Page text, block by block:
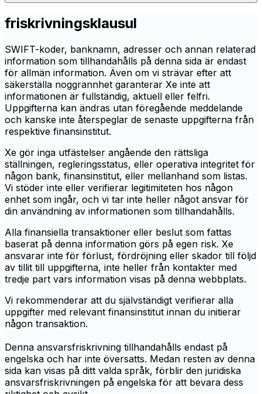
friskrivningsklausul
SWIFT-koder, banknamn, adresser och annan relaterad
information som tillhandahålls på denna sida är endast
för allmän information. Även om vi strävar efter att
säkerställa noggrannhet garanterar Xe inte att
informationen är fullständig, aktuell eller felfri.
Uppgifterna kan ändras utan föregående meddelande
och kanske inte återspeglar de senaste uppgifterna från
respektive finansinstitut.
Xe gör inga utfästelser angående den rättsliga
ställningen, regleringsstatus, eller operativa integritet för
någon bank, finansinstitut, eller mellanhand som listas.
Vi stöder inte eller verifierar legitimiteten hos någon
enhet som ingår, och vi tar inte heller något ansvar för
din användning av informationen som tillhandahålls.
Alla finansiella transaktioner eller beslut som fattas
baserat på denna information görs på egen risk. Xe
ansvarar inte för förlust, fördröjning eller skador till följd
av tillit till uppgifterna, inte heller från kontakter med
tredje part vars information visas på denna webbplats.
Vi rekommenderar att du självständigt verifierar alla
uppgifter med relevant finansinstitut innan du initierar
någon transaktion.
Denna ansvarsfriskrivning tillhandahålls endast på
engelska och har inte översatts. Medan resten av denna
sida kan visas på ditt valda språk, förblir den juridiska
ansvarsfriskrivningen på engelska för att bevara dess